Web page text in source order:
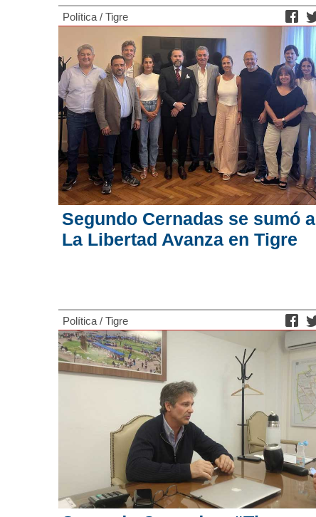
Política / Tigre
Segundo Cernadas se sumó a
La Libertad Avanza en Tigre
Política / Tigre